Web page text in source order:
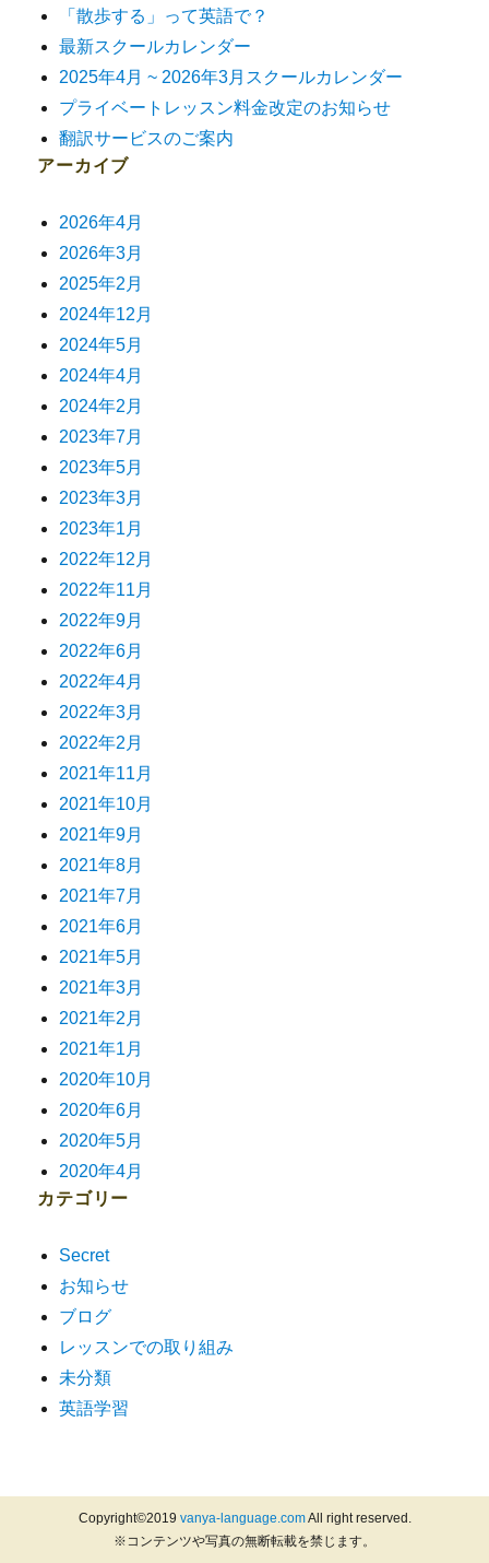
「散歩する」って英語で？
最新スクールカレンダー
2025年4月 ~ 2026年3月スクールカレンダー
プライベートレッスン料金改定のお知らせ
翻訳サービスのご案内
アーカイブ
2026年4月
2026年3月
2025年2月
2024年12月
2024年5月
2024年4月
2024年2月
2023年7月
2023年5月
2023年3月
2023年1月
2022年12月
2022年11月
2022年9月
2022年6月
2022年4月
2022年3月
2022年2月
2021年11月
2021年10月
2021年9月
2021年8月
2021年7月
2021年6月
2021年5月
2021年3月
2021年2月
2021年1月
2020年10月
2020年6月
2020年5月
2020年4月
カテゴリー
Secret
お知らせ
ブログ
レッスンでの取り組み
未分類
英語学習
Copyright©2019 vanya-language.comAll right reserved.
※コンテンツや写真の無断転載を禁じます。